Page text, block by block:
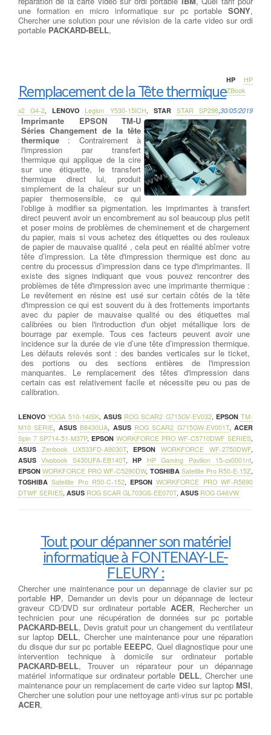
une formation en micro informatique sur pc portable SONY,
Chercher une solution pour une révision de la carte video sur ordi
portable PACKARD-BELL,
Remplacement de la Tête thermique
30/05/2019
Imprimante EPSON TM-U
Séries Changement de la tête
thermique : Contrairement à
l'impression par transfert
thermique qui applique de la cire
sur une étiquette, le transfert
thermique direct lui, produit
simplement de la chaleur sur un
papier thermosensible, ce qui
l'oblige à modifier sa pigmentation. les imprimantes à transfert
direct peuvent avoir un encombrement au sol beaucoup plus petit
et poser moins de problèmes de cheminement et de chargement
du papier, mais si vous achetez des étiquettes ou des rouleaux
de papier de mauvaise qualité , cela peut en réalité abîmer votre
tête d’impression. La tête d'impression thermique est donc au
centre du processus d’impression dans ce type d'imprimantes. Il
existe des signes indiquant que vous pouvez rencontrer des
problèmes de tête d'impression avec une imprimante thermique :
Le revêtement en résine est usé sur certain côtés de la tête
d'impression ce qui est souvent du à des frottements importants
avec du papier de mauvaise qualité ou des étiquettes mal
calibrées ou bien l'introduction d'un objet métallique lors de
bourrage par exemple. Tous ces facteurs peuvent avoir une
incidence sur la durée de vie d’une tête d’impression thermique.
Les défauts relevés sont : des bandes verticales sur le ticket,
des portions ou des sections entières de l'impression
manquantes. Le remplacement des têtes d'impression dans
certain cas est relativement facile et nécessite peu ou pas de
calibration.
HP
HP
ZBook
x2 G4-2,LENOVO Legion Y530-15ICH, STAR STAR SP298,
LENOVO YOGA 510-14ISK, ASUS ROG SCAR2 G715GV-EV032, EPSON TM-
M10 SERIE, ASUS B8430UA, ASUS ROG SCAR2 G715GW-EV001T, ACER
Spin 7 SP714-51-M37P, EPSON WORKFORCE PRO WF-C5710DWF SERIES,
ASUS Zenbook UX533FD-A9030T,EPSON WORKFORCE WF-2750DWF,
ASUS Vivobook S430UFA-EB140T,HP HP Gaming Pavilion 15-cx0001nf,
EPSON WORKFORCE PRO WF-C5290DW, TOSHIBA Satellite Pro R50-E-15Z,
TOSHIBA Satellite Pro R50-C-152,EPSON WORKFORCE PRO WF-R5690
DTWF SERIES, ASUS ROG SCAR GL703GS-EE070T, ASUS ROG G46VW
Tout pour dépanner son matériel
informatique à FONTENAY-LE-
FLEURY :
Chercher une maintenance pour un depannage de clavier sur pc
portable HP, Demander un devis pour un dépannage de lecteur
graveur CD/DVD sur ordinateur portable ACER, Rechercher un
technicien pour une récupération de données sur pc portable
PACKARD-BELL, Devis gratuit pour un changement du ventilateur
sur laptop DELL, Chercher une maintenance pour une réparation
du disque dur sur pc portable EEEPC, Quel diagnostique pour une
intervention technique à domicile sur ordinateur portable
PACKARD-BELL, Trouver un réparateur pour un dépannage
matériel informatique sur ordinateur portable DELL, Chercher une
maintenance pour un remplacement de carte video sur laptop MSI,
Chercher une solution pour une nettoyage anti-virus sur pc portable
ACER,